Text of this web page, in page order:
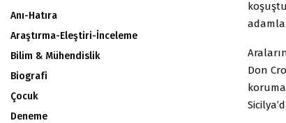
Don
Anı-Hatıra
Araştırma-Eleştiri-İnceleme
Bilim & Mühendislik
Biografi
Çocuk
Deneme